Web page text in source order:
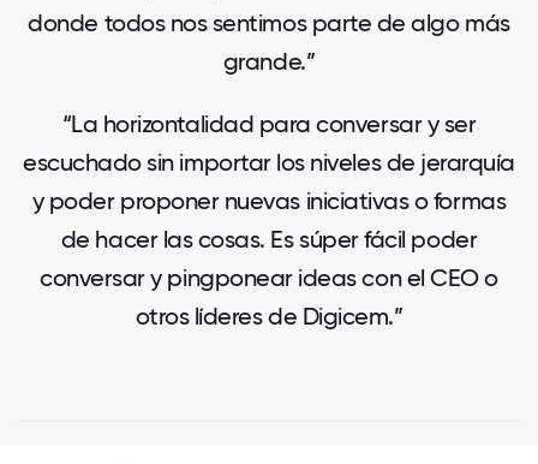
donde todos nos sentimos parte de algo más
grande.”
“La horizontalidad para conversar y ser
escuchado sin importar los niveles de jerarquía
y poder proponer nuevas iniciativas o formas
de hacer las cosas. Es súper fácil poder
conversar y pingponear ideas con el CEO o
otros líderes de Digicem.”